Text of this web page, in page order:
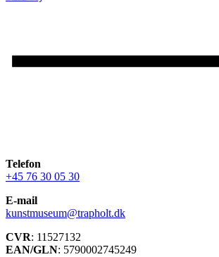
Telefon
+45 76 30 05 30
E-mail
kunstmuseum@trapholt.dk
CVR: 11527132
EAN/GLN: 5790002745249